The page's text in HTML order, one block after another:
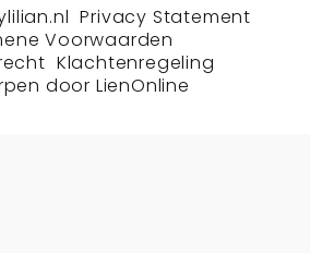
Privacy Statement
Voorwaarden
Klachtenregeling
door LienOnline